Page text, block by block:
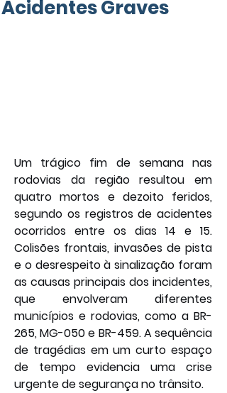
Acidentes Graves
Um trágico fim de semana nas
rodovias da região resultou em
quatro mortos e dezoito feridos,
segundo os registros de acidentes
ocorridos entre os dias 14 e 15.
Colisões frontais, invasões de pista
e o desrespeito à sinalização foram
as causas principais dos incidentes,
que envolveram diferentes
municípios e rodovias, como a BR-
265, MG-050 e BR-459. A sequência
de tragédias em um curto espaço
de tempo evidencia uma crise
urgente de segurança no trânsito.